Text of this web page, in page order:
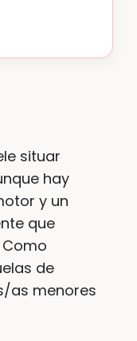
situar
hay
y un
que
de
as menores